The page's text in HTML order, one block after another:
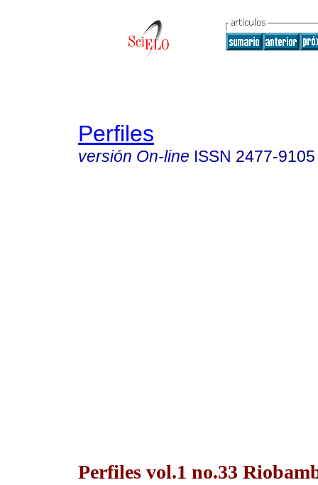
Perfiles
versión On-line ISSN 2477-9105
Perfiles vol.1 no.33